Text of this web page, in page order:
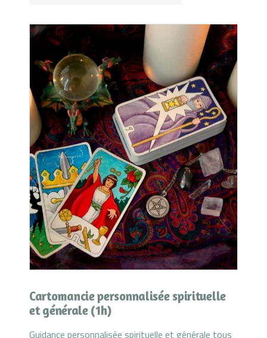
Cartomancie personnalisée spirituelle
et générale (1h)
Guidance personnalisée spirituelle et générale tous